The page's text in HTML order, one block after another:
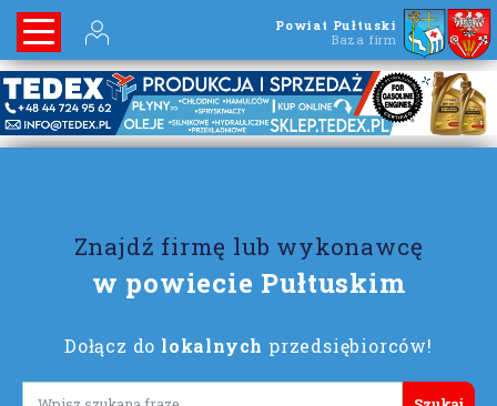
Powiat Pułtuski
Baza firm
Znajdź firmę lub wykonawcę
w powiecie Pułtuskim
Dołącz do lokalnych przedsiębiorców!
Lorem ipsum